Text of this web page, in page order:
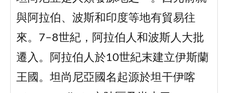
與阿拉伯、波斯和印度等地有貿易往
來。7–8世紀，阿拉伯人和波斯人大批
遷入。阿拉伯人於10世紀末建立伊斯蘭
王國。坦尚尼亞國名起源於坦干伊喀